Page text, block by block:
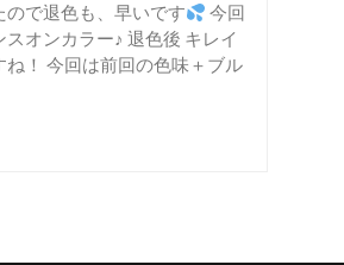
ので退色も、早いです
今回
スオンカラー♪ 退色後 キレイ
ね！ 今回は前回の色味＋ブル